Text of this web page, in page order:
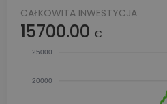
CAŁKOWITA INWESTYCJA
15700.00 €
25000
20000